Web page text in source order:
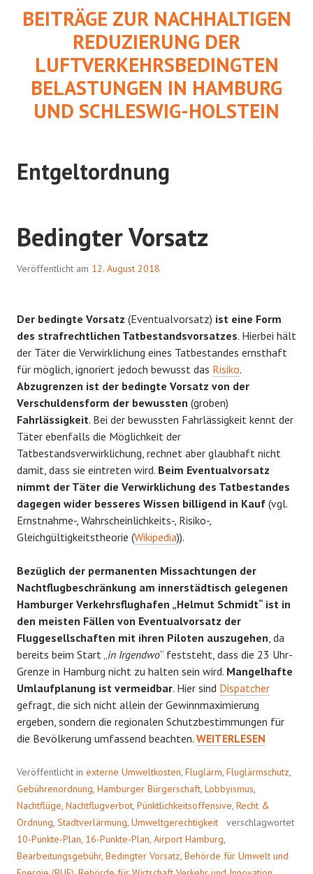
BEITRÄGE ZUR NACHHALTIGEN
REDUZIERUNG DER
LUFTVERKEHRSBEDINGTEN
BELASTUNGEN IN HAMBURG
UND SCHLESWIG-HOLSTEIN
Entgeltordnung
Bedingter Vorsatz
Veröffentlicht am 12. August 2018
Der bedingte Vorsatz (Eventualvorsatz) ist eine Form
des strafrechtlichen Tatbestandsvorsatzes. Hierbei hält
der Täter die Verwirklichung eines Tatbestandes ernsthaft
für möglich, ignoriert jedoch bewusst das Risiko.
Abzugrenzen ist der bedingte Vorsatz von der
Verschuldensform der bewussten (groben)
Fahrlässigkeit. Bei der bewussten Fahrlässigkeit kennt der
Täter ebenfalls die Möglichkeit der
Tatbestandsverwirklichung, rechnet aber glaubhaft nicht
damit, dass sie eintreten wird. Beim Eventualvorsatz
nimmt der Täter die Verwirklichung des Tatbestandes
dagegen wider besseres Wissen billigend in Kauf (vgl.
Ernstnahme-, Wahrscheinlichkeits-, Risiko-,
Gleichgültigkeitstheorie (Wikipedia)).
Bezüglich der permanenten Missachtungen der
Nachtflugbeschränkung am innerstädtisch gelegenen
Hamburger Verkehrsflughafen „Helmut Schmidt“ ist in
den meisten Fällen von Eventualvorsatz der
Fluggesellschaften mit ihren Piloten auszugehen, da
bereits beim Start „in Irgendwo“ feststeht, dass die 23 Uhr-
Grenze in Hamburg nicht zu halten sein wird. Mangelhafte
Umlaufplanung ist vermeidbar. Hier sind Dispatcher
gefragt, die sich nicht allein der Gewinnmaximierung
ergeben, sondern die regionalen Schutzbestimmungen für
die Bevölkerung umfassend beachten. BEDINGTER
WEITERLESEN
Veröffentlicht in externe Umweltkosten, Fluglärm, Fluglärmschutz,
Gebührenordnung, Hamburger Bürgerschaft, Lobbyismus,
Nachtflüge, Nachtflugverbot, Pünktlichkeitsoffensive, Recht &
Ordnung, Stadtverlärmung, Umweltgerechtigkeit
verschlagwortet
10-Punkte-Plan, 16-Punkte-Plan, Airport Hamburg,
Bearbeitungsgebühr, Bedingter Vorsatz, Behörde für Umwelt und